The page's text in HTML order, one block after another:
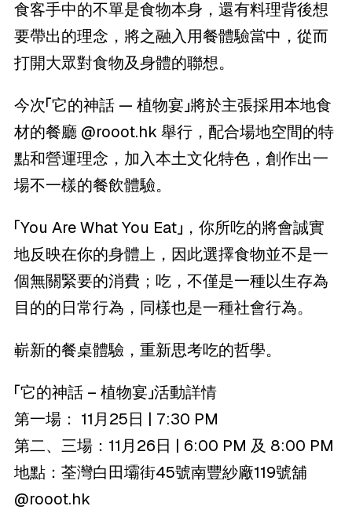
食客手中的不單是食物本身，還有料理背後想
要帶出的理念，將之融入用餐體驗當中，從而
打開大眾對食物及身體的聯想。
今次「它的神話 — 植物宴」將於主張採用本地食
材的餐廳 @rooot.hk 舉行，配合場地空間的特
點和營運理念，加入本土文化特色，創作出一
場不一樣的餐飲體驗。
「You Are What You Eat」，你所吃的將會誠實
地反映在你的身體上，因此選擇食物並不是一
個無關緊要的消費；吃，不僅是一種以生存為
目的的日常行為，同樣也是一種社會行為。
嶄新的餐桌體驗，重新思考吃的哲學。
「它的神話 – 植物宴」活動詳情
第一場： 11月25日 | 7:30 PM
第二、三場：11月26日 | 6:00 PM 及 8:00 PM
地點：荃灣白田壩街45號南豐紗廠119號舖
@rooot.hk